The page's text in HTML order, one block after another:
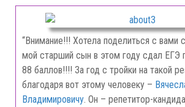
“Внимание!!! Хотела поделиться с вами
мой старший сын в этом году сдал ЕГЭ
88 баллов!!!! За год с тройки на такой
благодаря вот этому человеку –
Владимировичу . Он – репетитор-